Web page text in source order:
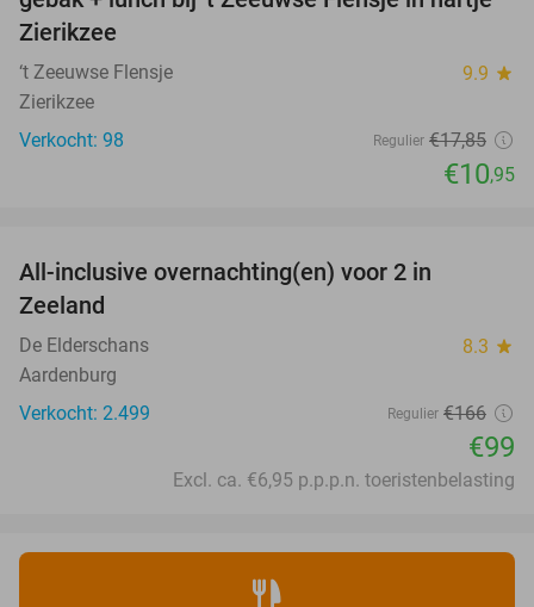
Zierikzee
‘t Zeeuwse Flensje 9.9 star
Zierikzee
Verkocht: 98
Regulier €17,85
€10,95
All-inclusive overnachting(en) voor 2 in
Zeeland
De Elderschans 8.3 star
Aardenburg
Verkocht: 2.499
Regulier €166
€99
Excl. ca. €6,95 p.p.p.n. toeristenbelasting